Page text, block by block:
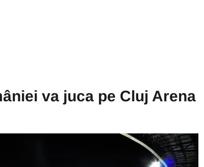
va juca pe Cluj Arena